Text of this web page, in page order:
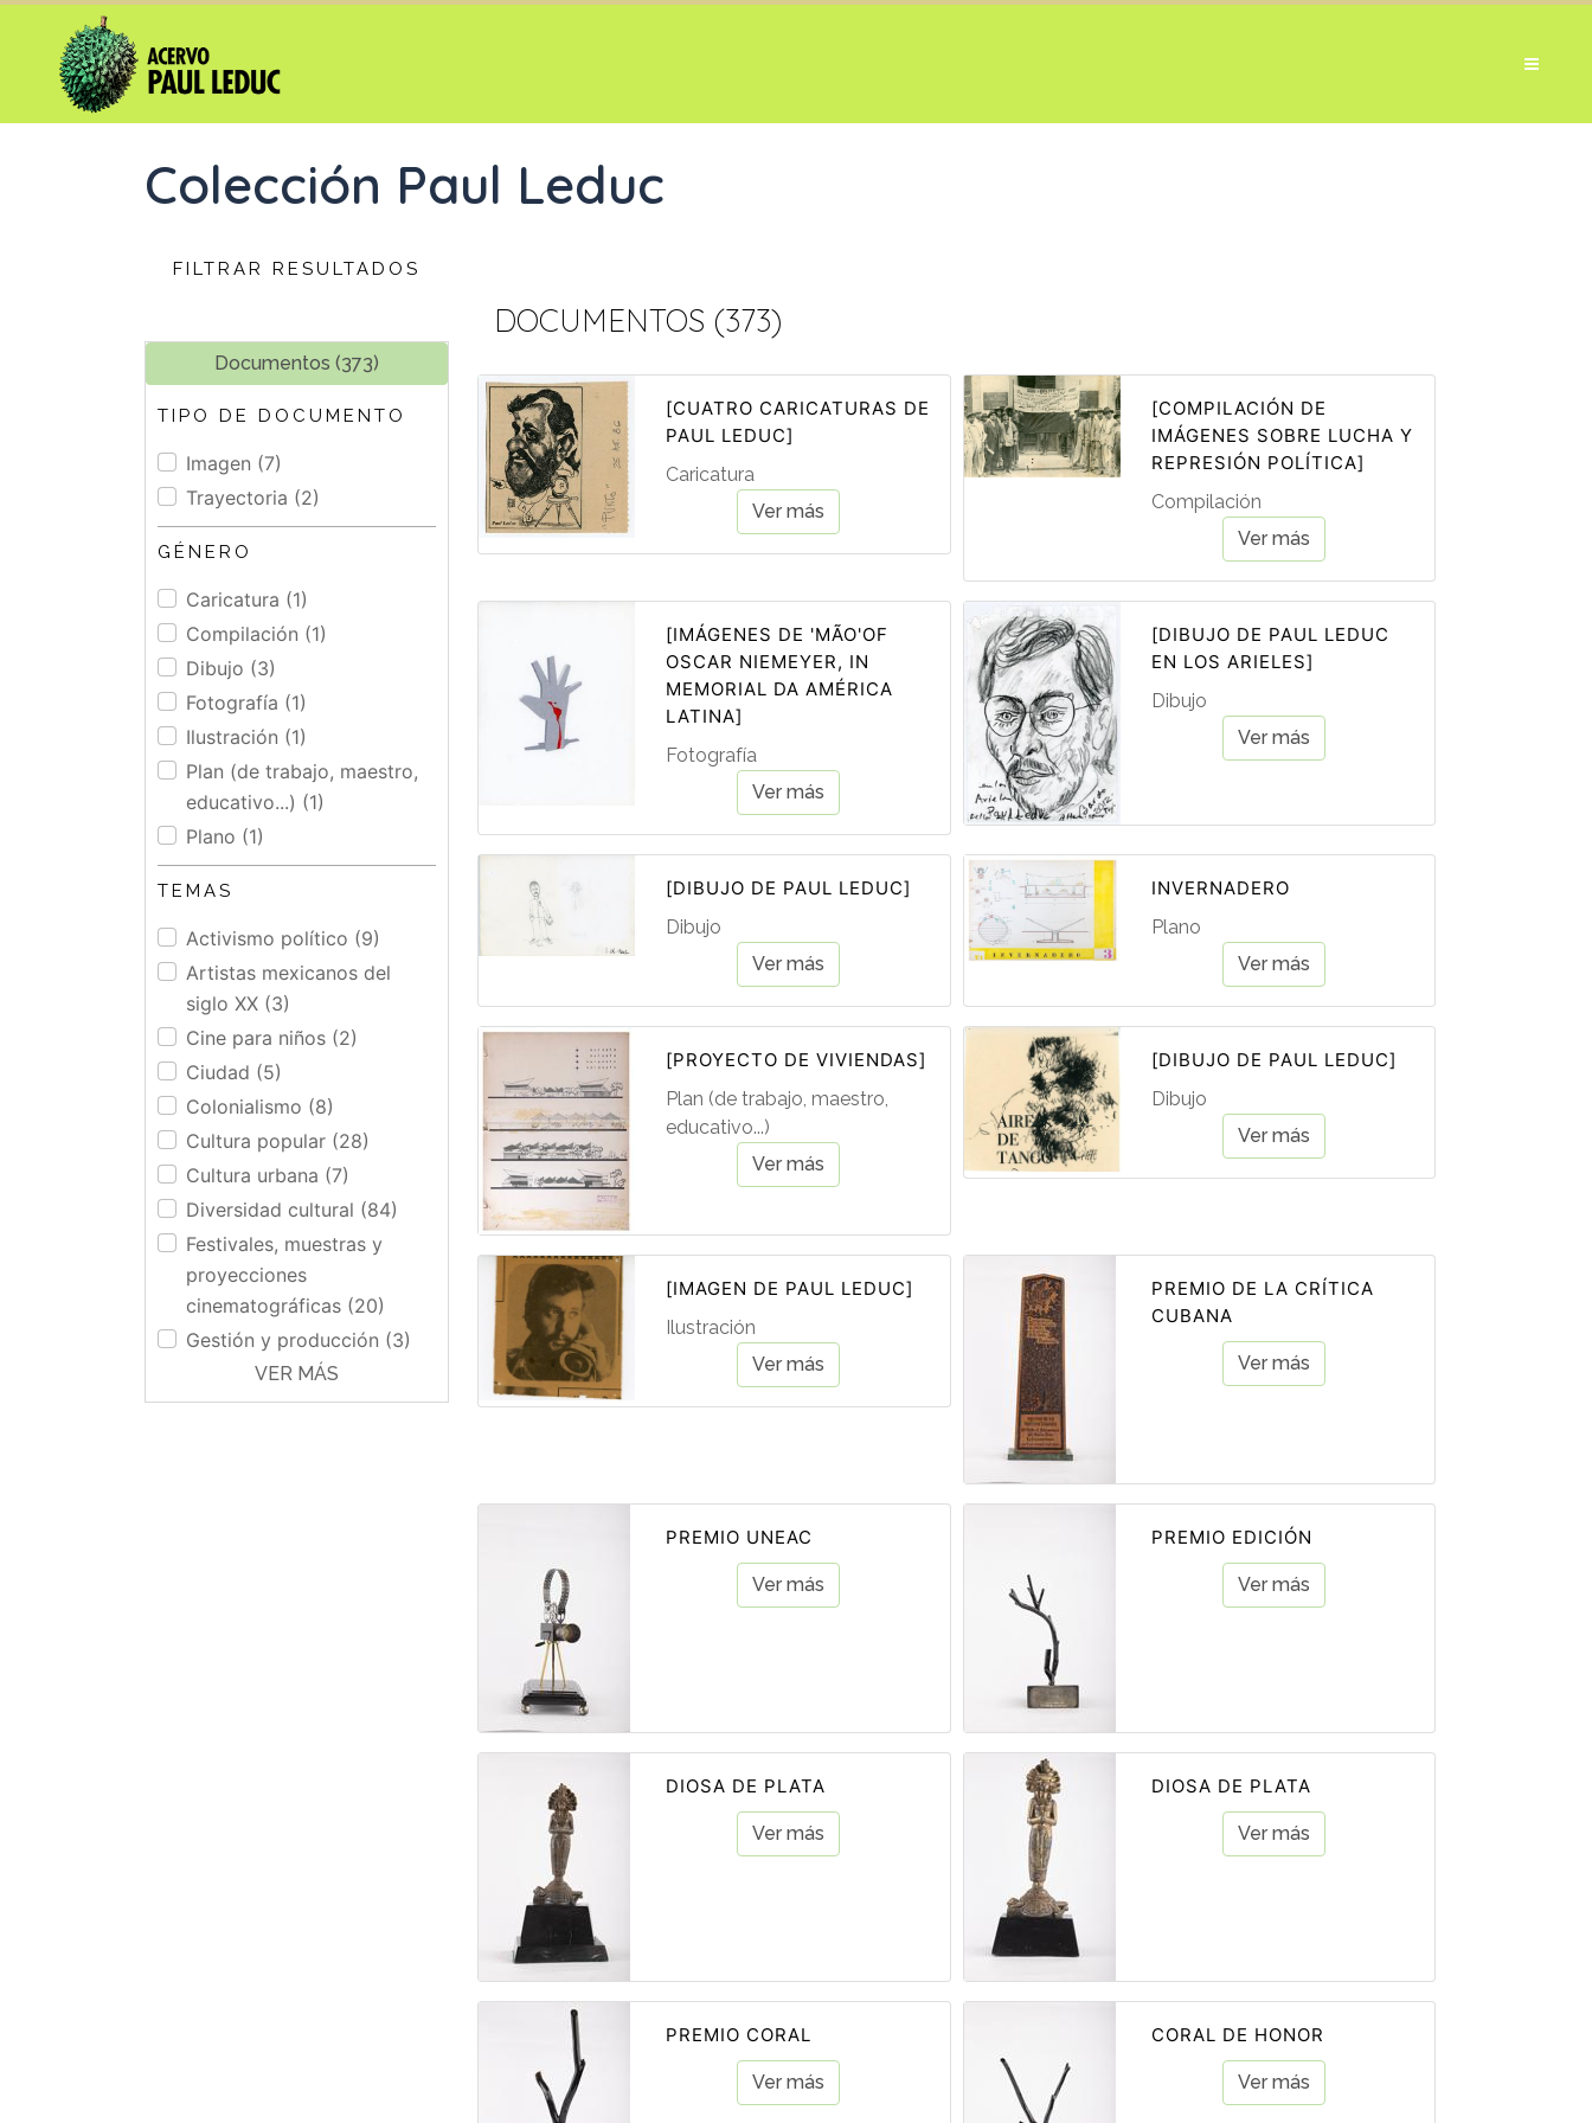
Colección Paul Leduc
FILTRAR RESULTADOS
Documentos (373)
TIPO DE DOCUMENTO
Imagen (7)
Trayectoria (2)
GÉNERO
Caricatura (1)
Compilación (1)
Dibujo (3)
Fotografía (1)
Ilustración (1)
Plan (de trabajo, maestro,
educativo...) (1)
Plano (1)
TEMAS
Activismo político (9)
Artistas mexicanos del
siglo XX (3)
Cine para niños (2)
Ciudad (5)
Colonialismo (8)
Cultura popular (28)
Cultura urbana (7)
Diversidad cultural (84)
Festivales, muestras y
proyecciones
cinematográficas (20)
Gestión y producción (3)
VER MÁS
DOCUMENTOS (373)
[CUATRO CARICATURAS DE
PAUL LEDUC]
Caricatura
Ver más
[COMPILACIÓN DE
IMÁGENES SOBRE LUCHA Y
REPRESIÓN POLÍTICA]
Compilación
Ver más
[IMÁGENES DE 'MÃO'OF
OSCAR NIEMEYER, IN
MEMORIAL DA AMÉRICA
LATINA]
Fotografía
Ver más
[DIBUJO DE PAUL LEDUC
EN LOS ARIELES]
Dibujo
Ver más
[DIBUJO DE PAUL LEDUC]
Dibujo
Ver más
INVERNADERO
Plano
Ver más
[PROYECTO DE VIVIENDAS]
Plan (de trabajo, maestro,
educativo...)
Ver más
[DIBUJO DE PAUL LEDUC]
Dibujo
Ver más
[IMAGEN DE PAUL LEDUC]
Ilustración
Ver más
PREMIO DE LA CRÍTICA
CUBANA
Ver más
PREMIO UNEAC
Ver más
PREMIO EDICIÓN
Ver más
DIOSA DE PLATA
Ver más
DIOSA DE PLATA
Ver más
PREMIO CORAL
Ver más
CORAL DE HONOR
Ver más